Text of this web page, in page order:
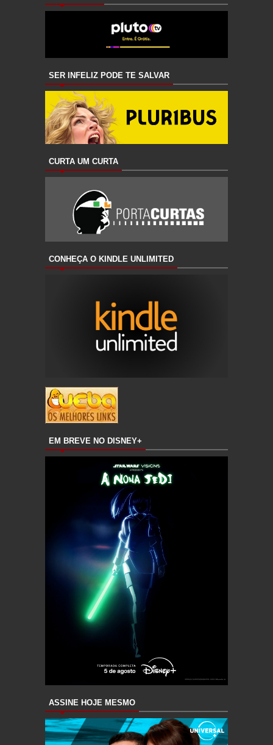
SER INFELIZ PODE TE SALVAR
CURTA UM CURTA
CONHEÇA O KINDLE UNLIMITED
EM BREVE NO DISNEY+
ASSINE HOJE MESMO